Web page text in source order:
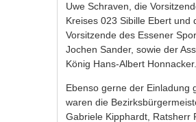
Uwe Schraven, die
Kreises 023 Sibille Ebert und
Vorsitzende des Essener
Jochen Sander, sowie der
König Hans-Albert Honnacker.
Ebenso gerne der Einladung
waren die
Gabriele Kipphardt, Ratsherr